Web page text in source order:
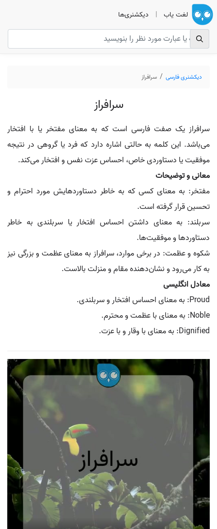
لغت یاب | دیکشنری‌ها
دیکشنری فارسی سرافراز
سرافراز
سرافراز یک صفت فارسی است که به معنای مفتخر یا با افتخار
می‌باشد. این کلمه به حالتی اشاره دارد که فرد یا گروهی در نتیجه
موفقیت یا دستاوردی خاص، احساس عزت نفس و افتخار می‌کند.
معانی و توضیحات
مفتخر: به معنای کسی که به خاطر دستاوردهایش مورد احترام و
تحسین قرار گرفته است.
سربلند: به معنای داشتن احساس افتخار یا سربلندی به خاطر
دستاوردها و موفقیت‌ها.
شکوه و عظمت: در برخی موارد، سرافراز به معنای عظمت و بزرگی نیز
به کار می‌رود و نشان‌دهنده مقام و منزلت بالاست.
معادل انگلیسی
Proud: به معنای احساس افتخار و سربلندی.
Noble: به معنای با عظمت و محترم.
Dignified: به معنای با وقار و با عزت.